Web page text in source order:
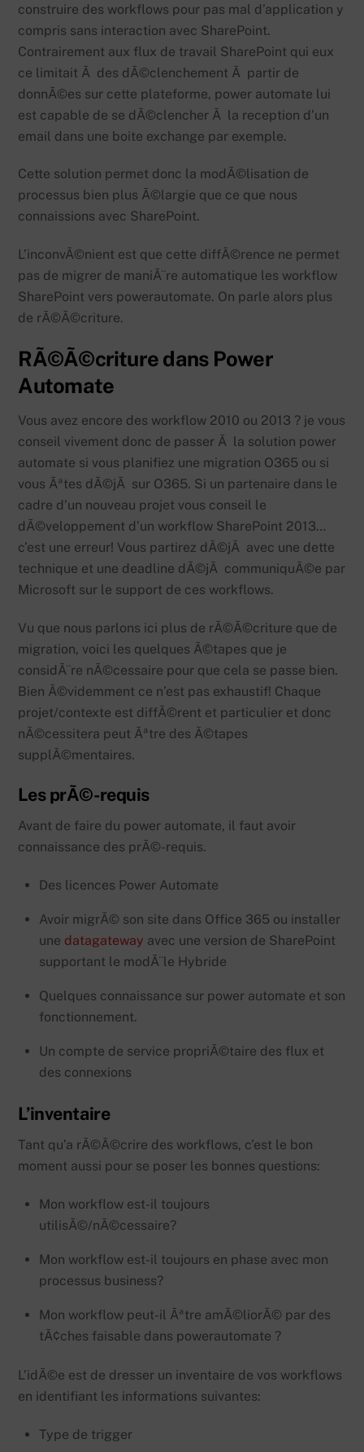
construire des workflows pour pas mal d’application y
compris sans interaction avec SharePoint.
Contrairement aux flux de travail SharePoint qui eux
ce limitait Ã des dÃ©clenchement Ã partir de
donnÃ©es sur cette plateforme, power automate lui
est capable de se dÃ©clencher Ã la reception d’un
email dans une boite exchange par exemple.
Cette solution permet donc la modÃ©lisation de
processus bien plus Ã©largie que ce que nous
connaissions avec SharePoint.
L’inconvÃ©nient est que cette diffÃ©rence ne permet
pas de migrer de maniÃ¨re automatique les workflow
SharePoint vers powerautomate. On parle alors plus
de rÃ©Ã©criture.
RÃ©Ã©criture dans Power
Automate
Vous avez encore des workflow 2010 ou 2013 ? je vous
conseil vivement donc de passer Ã la solution power
automate si vous planifiez une migration O365 ou si
vous Ãªtes dÃ©jÃ sur O365. Si un partenaire dans le
cadre d’un nouveau projet vous conseil le
dÃ©veloppement d’un workflow SharePoint 2013…
c’est une erreur! Vous partirez dÃ©jÃ avec une dette
technique et une deadline dÃ©jÃ communiquÃ©e par
Microsoft sur le support de ces workflows.
Vu que nous parlons ici plus de rÃ©Ã©criture que de
migration, voici les quelques Ã©tapes que je
considÃ¨re nÃ©cessaire pour que cela se passe bien.
Bien Ã©videmment ce n’est pas exhaustif! Chaque
projet/contexte est diffÃ©rent et particulier et donc
nÃ©cessitera peut Ãªtre des Ã©tapes
supplÃ©mentaires.
Les prÃ©-requis
Avant de faire du power automate, il faut avoir
connaissance des prÃ©-requis.
Des licences Power Automate
Avoir migrÃ© son site dans Office 365 ou installer
une datagateway avec une version de SharePoint
supportant le modÃ¨le Hybride
Quelques connaissance sur power automate et son
fonctionnement.
Un compte de service propriÃ©taire des flux et
des connexions
L’inventaire
Tant qu’a rÃ©Ã©crire des workflows, c’est le bon
moment aussi pour se poser les bonnes questions:
Mon workflow est-il toujours
utilisÃ©/nÃ©cessaire?
Mon workflow est-il toujours en phase avec mon
processus business?
Mon workflow peut-il Ãªtre amÃ©liorÃ© par des
tÃ¢ches faisable dans powerautomate ?
L’idÃ©e est de dresser un inventaire de vos workflows
en identifiant les informations suivantes:
Type de trigger